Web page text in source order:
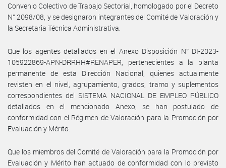
Convenio Colectivo de Trabajo Sectorial, homologado por el Decreto
N° 2098/08, y se designaron integrantes del Comité de Valoración y
la Secretaria Técnica Administrativa.
Que los agentes detallados en el Anexo Disposición N° DI-2023-
105922869-APN-DRRHH#RENAPER, pertenecientes a la planta
permanente de esta Dirección Nacional, quienes actualmente
revisten en el nivel, agrupamiento, grados, tramo y suplementos
correspondientes del SISTEMA NACIONAL DE EMPLEO PÚBLICO
detallados en el mencionado Anexo, se han postulado de
conformidad con el Régimen de Valoración para la Promoción por
Evaluación y Mérito.
Que los miembros del Comité de Valoración para la Promoción por
Evaluación y Mérito han actuado de conformidad con lo previsto